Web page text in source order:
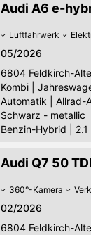
Audi A6 e-
Luftfahrwerk
05/2026
6804 Feldkirch-
Kombi
Automatik
Allrad-
Schwarz - metallic
Benzin-Hybrid
Audi Q7 50
360°-Kamera
02/2026
6804 Feldkirch-